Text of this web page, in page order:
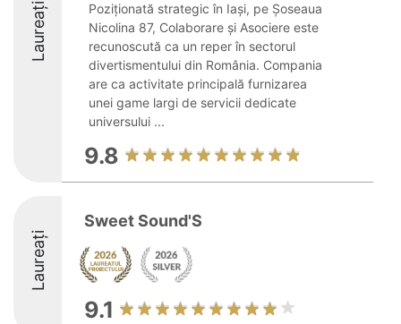
Laureați
Poziționată strategic în Iași, pe Șoseaua
Nicolina 87, Colaborare și Asociere este
recunoscută ca un reper în sectorul
divertismentului din România. Compania
are ca activitate principală furnizarea
unei game largi de servicii dedicate
universului ...
9.8
Laureați
Sweet Sound'S
9.1